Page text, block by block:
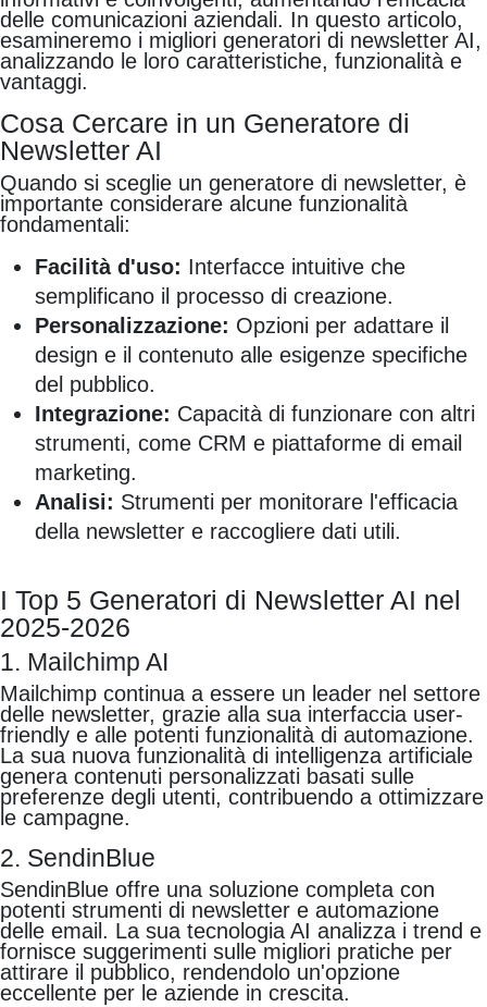
delle comunicazioni aziendali. In questo articolo,
esamineremo i migliori generatori di newsletter AI,
analizzando le loro caratteristiche, funzionalità e
vantaggi.
Cosa Cercare in un Generatore di
Newsletter AI
Quando si sceglie un generatore di newsletter, è
importante considerare alcune funzionalità
fondamentali:
Facilità d'uso: Interfacce intuitive che
semplificano il processo di creazione.
Personalizzazione: Opzioni per adattare il
design e il contenuto alle esigenze specifiche
del pubblico.
Integrazione: Capacità di funzionare con altri
strumenti, come CRM e piattaforme di email
marketing.
Analisi: Strumenti per monitorare l'efficacia
della newsletter e raccogliere dati utili.
I Top 5 Generatori di Newsletter AI nel
2025-2026
1. Mailchimp AI
Mailchimp continua a essere un leader nel settore
delle newsletter, grazie alla sua interfaccia user-
friendly e alle potenti funzionalità di automazione.
La sua nuova funzionalità di intelligenza artificiale
genera contenuti personalizzati basati sulle
preferenze degli utenti, contribuendo a ottimizzare
le campagne.
2. SendinBlue
SendinBlue offre una soluzione completa con
potenti strumenti di newsletter e automazione
delle email. La sua tecnologia AI analizza i trend e
fornisce suggerimenti sulle migliori pratiche per
attirare il pubblico, rendendolo un'opzione
eccellente per le aziende in crescita.